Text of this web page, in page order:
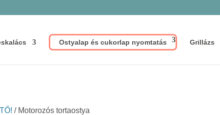
Ostyalap és cukorlap nyomtatás Grillázs
/ Motorozós tortaostya